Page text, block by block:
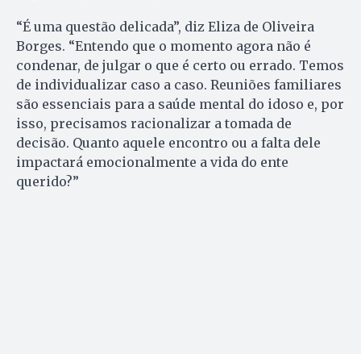
“É uma questão delicada”, diz Eliza de Oliveira
Borges. “Entendo que o momento agora não é
condenar, de julgar o que é certo ou errado. Temos
de individualizar caso a caso. Reuniões familiares
são essenciais para a saúde mental do idoso e, por
isso, precisamos racionalizar a tomada de
decisão. Quanto aquele encontro ou a falta dele
impactará emocionalmente a vida do ente
querido?”